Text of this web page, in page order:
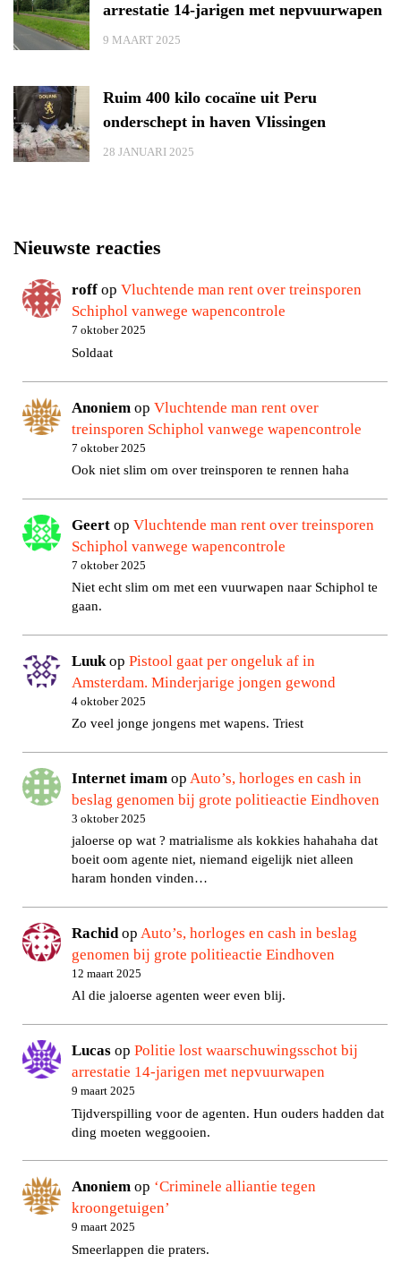
arrestatie 14-jarigen met nepvuurwapen
9 MAART 2025
Ruim 400 kilo cocaïne uit Peru
onderschept in haven Vlissingen
28 JANUARI 2025
Nieuwste reacties
roff opVluchtende man rent over treinsporen
Schiphol vanwege wapencontrole
7 oktober 2025
Soldaat
Anoniem opVluchtende man rent over
treinsporen Schiphol vanwege wapencontrole
7 oktober 2025
Ook niet slim om over treinsporen te rennen haha
Geert opVluchtende man rent over treinsporen
Schiphol vanwege wapencontrole
7 oktober 2025
Niet echt slim om met een vuurwapen naar Schiphol te
gaan.
LuukopPistool gaat per ongeluk af in
Amsterdam. Minderjarige jongen gewond
4 oktober 2025
Zo veel jonge jongens met wapens. Triest
Internet imam opAuto’s, horloges en cash in
beslag genomen bij grote politieactie Eindhoven
3 oktober 2025
jaloerse op wat ? matrialisme als kokkies hahahaha dat
boeit oom agente niet, niemand eigelijk niet alleen
haram honden vinden…
RachidopAuto’s, horloges en cash in beslag
genomen bij grote politieactie Eindhoven
12 maart 2025
Al die jaloerse agenten weer even blij.
Lucas opPolitie lost waarschuwingsschot bij
arrestatie 14-jarigen met nepvuurwapen
9 maart 2025
Tijdverspilling voor de agenten. Hun ouders hadden dat
ding moeten weggooien.
Anoniem op ‘Criminele alliantie tegen
kroongetuigen’
9 maart 2025
Smeerlappen die praters.